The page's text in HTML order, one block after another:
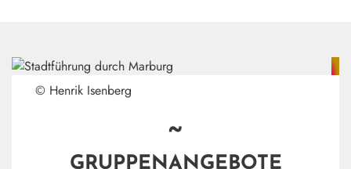
© Henrik Isenberg
~
GRUPPENANGEBOTE